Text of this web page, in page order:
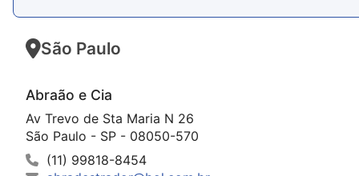
São Paulo
Abraão e Cia
Av Trevo de Sta Maria N 26
São Paulo - SP - 08050-570
(11) 99818-8454